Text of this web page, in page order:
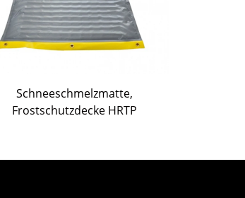
Schneeschmelzmatte,
Frostschutzdecke HRTP